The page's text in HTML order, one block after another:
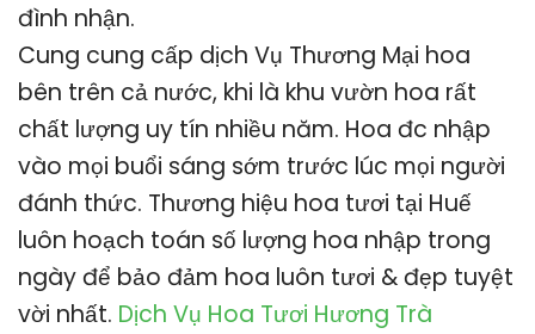
đình nhận.
Cung cung cấp dịch Vụ Thương Mại hoa
bên trên cả nước, khi là khu vườn hoa rất
chất lượng uy tín nhiều năm. Hoa đc nhập
vào mọi buổi sáng sớm trước lúc mọi người
đánh thức. Thương hiệu hoa tươi tại Huế
luôn hoạch toán số lượng hoa nhập trong
ngày để bảo đảm hoa luôn tươi & đẹp tuyệt
vời nhất. Dịch Vụ Hoa Tươi Hương Trà